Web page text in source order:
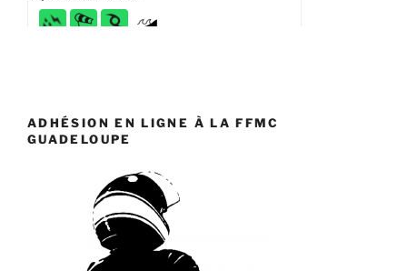
ADHÉSION EN LIGNE À LA FFMC
GUADELOUPE